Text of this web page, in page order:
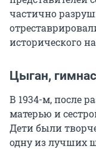
частично
исторического
Цыган,
В 1934-м, после
матерью и
Дети были
одну из лучших